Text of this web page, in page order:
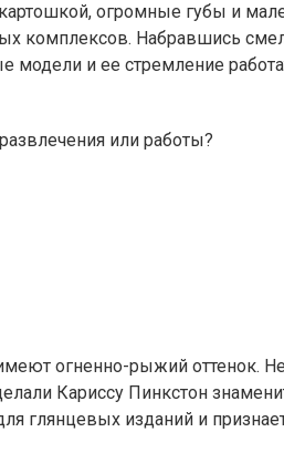
огромные губы и
комплексов. Набравшись
и ее стремление
или работы?
огненно-рыжий оттенок.
Кариссу Пинкстон
глянцевых изданий и